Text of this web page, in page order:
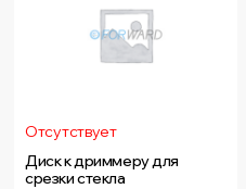
Отсутствует
Диск к дриммеру для
срезки стекла